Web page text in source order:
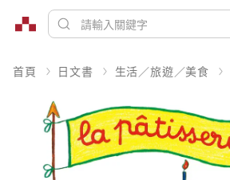
首頁 日文書 生活／旅遊／美食